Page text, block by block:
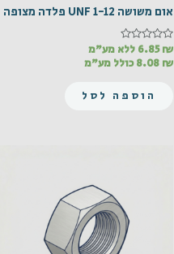
אום משושה UNF 1-12 פלדה מצופה
דורג
מתוך
6.85₪
ללא מע"מ
8.08 ₪ כולל מע"מ
הוספה לסל